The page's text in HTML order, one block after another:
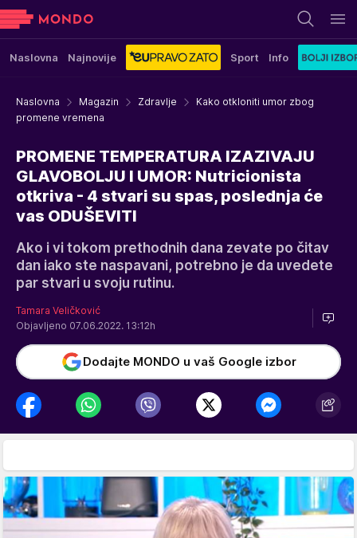
Naslovna Najnovije Sport Info
Naslovna Magazin Zdravlje
Kako otkloniti umor zbog
promene vremena
PROMENE TEMPERATURA IZAZIVAJU
GLAVOBOLJU I UMOR: Nutricionista
otkriva - 4 stvari su spas, poslednja će
vas ODUŠEVITI
Ako i vi tokom prethodnih dana zevate po čitav
dan iako ste naspavani, potrebno je da uvedete
par stvari u svoju rutinu.
Tamara Veličković
Objavljeno 07.06.2022. 13:12h
Dodajte MONDO u vaš Google izbor